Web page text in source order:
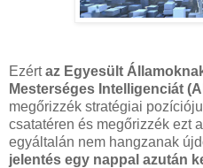
Ezértaz Egyesült
Mesterséges Intelligenciát
megőrizzék stratégiai
csatatéren és megőrizzék ezt
egyáltalán nem hangzanak
jelentés egy nappal azután